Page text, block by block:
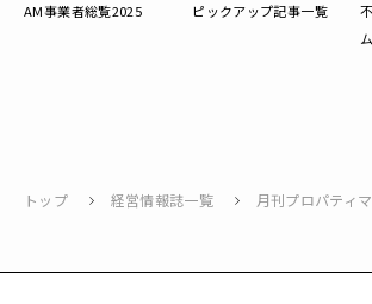
AM事業者総覧2025 ピックアップ記事一覧
トップ 経営情報誌一覧 月刊プロパティ